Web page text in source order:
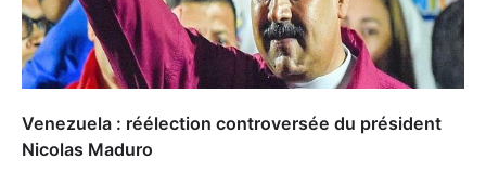
Venezuela : réélection controversée du président
Nicolas Maduro